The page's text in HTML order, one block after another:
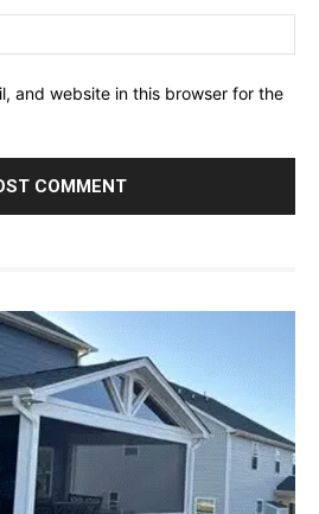
and website in this browser for the